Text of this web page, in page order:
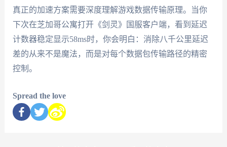
真正的加速方案需要深度理解游戏数据传输原理。当你
下次在芝加哥公寓打开《剑灵》国服客户端，看到延迟
计数器稳定显示58ms时，你会明白：消除八千公里延迟
差的从来不是魔法，而是对每个数据包传输路径的精密
控制。
Spread the love